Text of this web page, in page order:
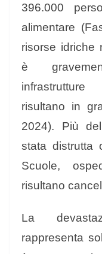
396.000
alimentare
risorse idriche
è
risultano in
2024). Più
stata distrutta
Scuole,
risultano
La
rappresenta